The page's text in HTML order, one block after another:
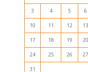
3 4 5 6
10 11 12 13
17 18 19 20
24 25 26 27
31